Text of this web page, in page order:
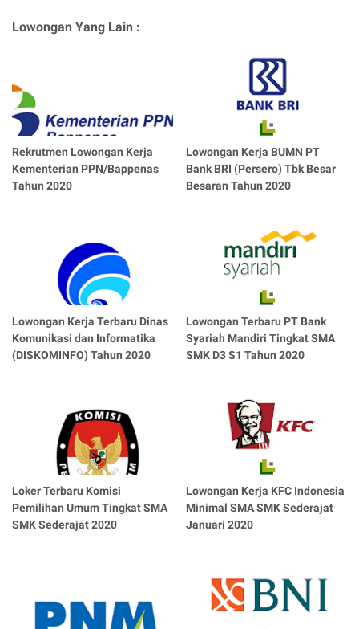
Lowongan Yang Lain :
Rekrutmen Lowongan Kerja
Kementerian PPN/Bappenas
Tahun 2020
Lowongan Kerja BUMN PT
Bank BRI (Persero) Tbk Besar
Besaran Tahun 2020
Lowongan Kerja Terbaru Dinas
Komunikasi dan Informatika
(DISKOMINFO) Tahun 2020
Lowongan Terbaru PT Bank
Syariah Mandiri Tingkat SMA
SMK D3 S1 Tahun 2020
Loker Terbaru Komisi
Pemilihan Umum Tingkat SMA
SMK Sederajat 2020
Lowongan Kerja KFC Indonesia
Minimal SMA SMK Sederajat
Januari 2020